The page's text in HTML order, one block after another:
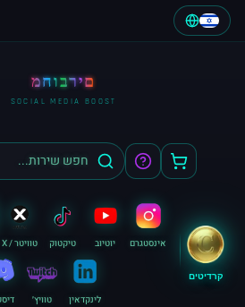
מחוברים
SOCIAL MEDIA BOOST
קרדיטים
אינסטגרם יוטיוב טיקטוק טוויטר / X
לינקדאין טוויץ׳